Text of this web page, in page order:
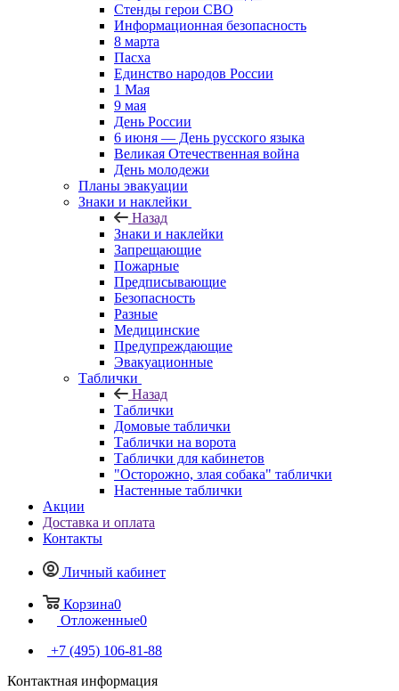
Стенды герои СВО
Информационная безопасность
8 марта
Пасха
Единство народов России
1 Мая
9 мая
День России
6 июня — День русского языка
Великая Отечественная война
День молодежи
Планы эвакуации
Знаки и наклейки
Назад
Знаки и наклейки
Запрещающие
Пожарные
Предписывающие
Безопасность
Разные
Медицинские
Предупреждающие
Эвакуационные
Таблички
Назад
Таблички
Домовые таблички
Таблички на ворота
Таблички для кабинетов
"Осторожно, злая собака" таблички
Настенные таблички
Акции
Доставка и оплата
Контакты
Личный кабинет
Корзина0
Отложенные0
+7 (495) 106-81-88
Контактная информация